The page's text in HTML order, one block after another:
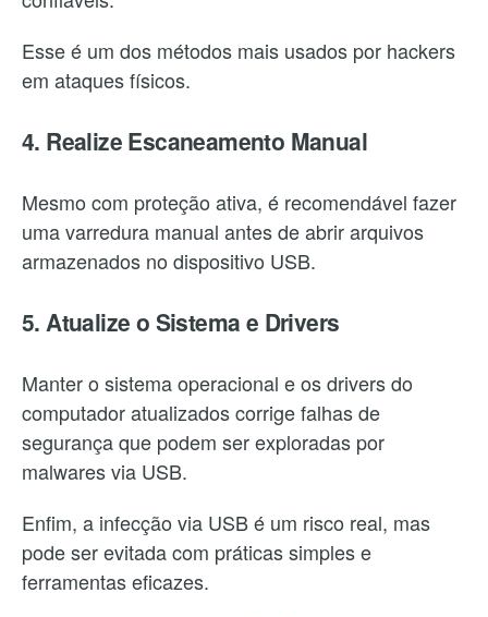
Esse é um dos métodos mais usados por hackers
em ataques físicos.
4. Realize Escaneamento Manual
Mesmo com proteção ativa, é recomendável fazer
uma varredura manual antes de abrir arquivos
armazenados no dispositivo USB.
5. Atualize o Sistema e Drivers
Manter o sistema operacional e os drivers do
computador atualizados corrige falhas de
segurança que podem ser exploradas por
malwares via USB.
Enfim, a infecção via USB é um risco real, mas
pode ser evitada com práticas simples e
ferramentas eficazes.